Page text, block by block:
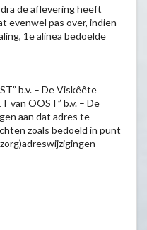
de aflevering heeft
evenwel pas over, indien
1e alinea bedoelde
b.v. – De Viskêête
van OOST” b.v. – De
aan dat adres te
zoals bedoeld in punt